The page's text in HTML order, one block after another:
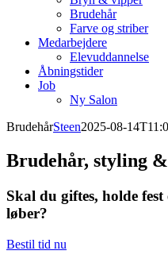
Brudehår
Farve og striber
Medarbejdere
Elevuddannelse
Åbningstider
Job
Ny Salon
BrudehårSteen2025-08-
Brudehår, styling
Skal du giftes, holde
løber?
Bestil tid nu